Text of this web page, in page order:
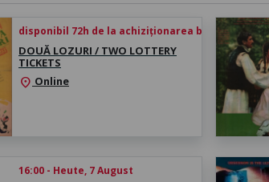
disponibil 72h de la achiziționarea biletului
DOUĂ LOZURI / TWO LOTTERY
TICKETS
location_on Online
16:00 - Heute, 7 August